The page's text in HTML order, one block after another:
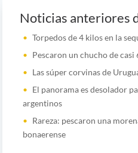
Noticias anteriores
Torpedos de 4 kilos en la
Pescaron un chucho de casi
Las súper corvinas de
El panorama es desolador
argentinos
Rareza: pescaron una
bonaerense